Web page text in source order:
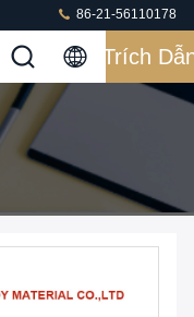
86-21-56110178
Trích